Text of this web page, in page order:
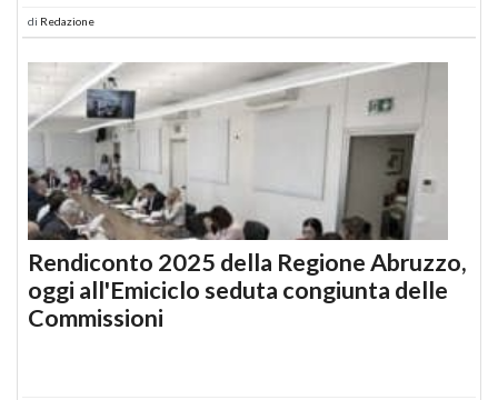
di Redazione
Rendiconto 2025 della Regione Abruzzo,
oggi all'Emiciclo seduta congiunta delle
Commissioni